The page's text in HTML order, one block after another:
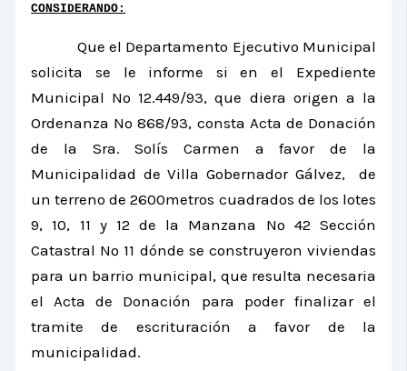
CONSIDERANDO:
Que el Departamento Ejecutivo Municipal
solicita se le informe si en el Expediente
Municipal Nº 12.449/93, que diera origen a la
Ordenanza Nº 868/93, consta Acta de Donación
de la Sra. Solís Carmen a favor de la
Municipalidad de Villa Gobernador Gálvez, de
un terreno de 2600metros cuadrados de los lotes
9, 10, 11 y 12 de la Manzana Nº 42 Sección
Catastral Nº 11 dónde se construyeron viviendas
para un barrio municipal, que resulta necesaria
el Acta de Donación para poder finalizar el
tramite de escrituración a favor de la
municipalidad.